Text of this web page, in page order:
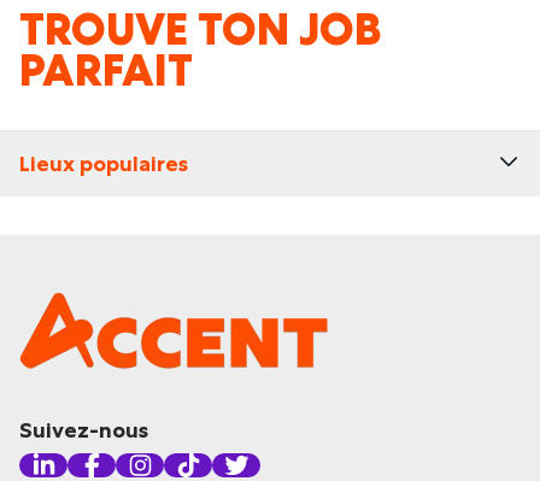
TROUVE TON JOB
PARFAIT
Lieux populaires
Suivez-nous